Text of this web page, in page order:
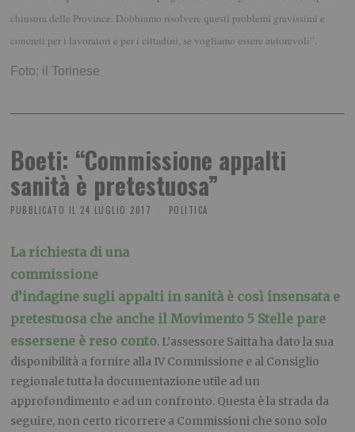
chiusura delle Province. Dobbiamo risolvere questi problemi gravissimi e
concreti per i lavoratori e per i cittadini, se vogliamo essere autorevoli”.
Foto: il Torinese
Boeti: “Commissione appalti
sanità è pretestuosa”
PUBBLICATO IL 24 LUGLIO 2017 POLITICA
La richiesta di una
commissione
d’indagine sugli appalti in sanità è così insensata e
pretestuosa che anche il Movimento 5 Stelle pare
essersene è reso conto. L’assessore Saitta ha dato la sua
disponibilità a fornire alla IV Commissione e al Consiglio
regionale tutta la documentazione utile ad un
approfondimento e ad un confronto. Questa è la strada da
seguire, non certo ricorrere a Commissioni che sono solo